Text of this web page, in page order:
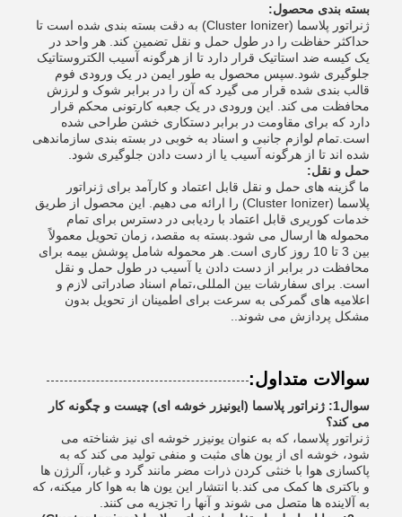
بسته بندی محصول:
ژنراتور پلاسما (Cluster Ionizer) به دقت بسته بندی شده است تا
حداکثر حفاظت را در طول حمل و نقل تضمین کند. هر واحد در
یک کیسه ضد استاتیک قرار دارد تا از هرگونه آسیب الکتروستاتیک
جلوگیری شود.سپس محصول به طور ایمن در یک ورودی فوم
قالب بندی شده قرار می گیرد که آن را در برابر شوک و لرزش
محافظت می کند. این ورودی در یک جعبه کارتونی محکم قرار
دارد که برای مقاومت در برابر دستکاری خشن طراحی شده
است.تمام لوازم جانبی و اسناد به خوبی در بسته بندی سازماندهی
شده اند تا از هرگونه آسیب یا از دست دادن جلوگیری شود.
حمل و نقل:
ما گزینه های حمل و نقل قابل اعتماد و کارآمد برای ژنراتور
پلاسما (Cluster Ionizer) را ارائه می دهیم. این محصول از طریق
خدمات کوریری قابل اعتماد با ردیابی در دسترس برای تمام
محموله ها ارسال می شود.بسته به مقصد، زمان تحویل معمولاً
بین 3 تا 10 روز کاری است. هر محموله شامل پوشش بیمه برای
محافظت در برابر از دست دادن یا آسیب در طول حمل و نقل
است. برای سفارشات بین المللی،تمام اسناد صادراتی لازم و
اعلامیه های گمرکی به سرعت برای اطمینان از تحویل بدون
مشکل پردازش می شوند..
سوالات متداول:
سوال1: ژنراتور پلاسما (ایونیزر خوشه ای) چیست و چگونه کار
می کند؟
ژنراتور پلاسما، که به عنوان یونیزر خوشه ای نیز شناخته می
شود، خوشه ای از یون های مثبت و منفی تولید می کند که به
پاکسازی هوا با خنثی کردن ذرات مضر مانند گرد و غبار، آلرژن ها
و باکتری ها کمک می کند.با انتشار اين يون ها به هوا کار ميکنه، که
به آلاینده ها متصل می شوند و آنها را تجزیه می کنند.